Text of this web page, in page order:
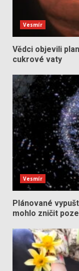
Vesmír
Vědci objevili
cukrové vaty
Vesmír
Plánované
mohlo zničit